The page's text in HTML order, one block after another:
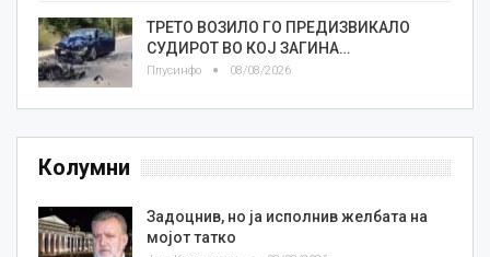
ТРЕТО ВОЗИЛО ГО ПРЕДИЗВИКАЛО
СУДИРОТ ВО КОЈ ЗАГИНА…
Плусинфо 08/08/2026
Колумни
Задоцнив, но ја исполнив желбата на
мојот татко